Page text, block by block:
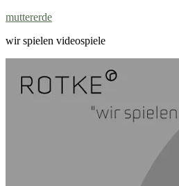
Zum
springen
muttererde
wir spielen videospiele